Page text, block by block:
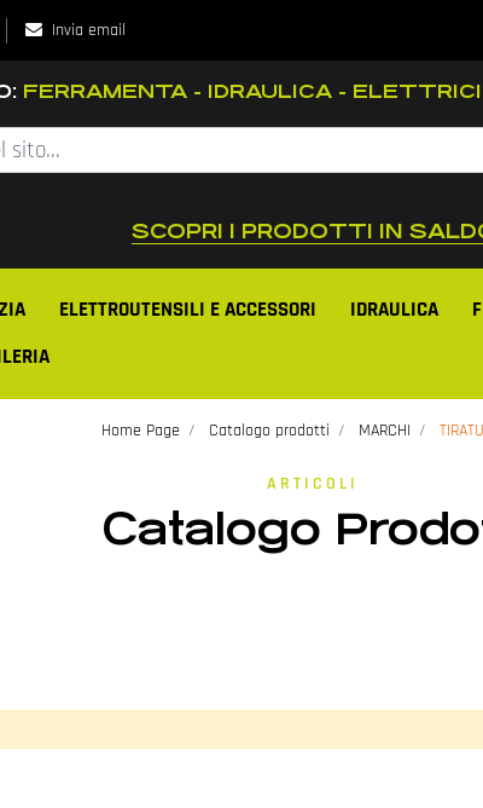
Invia email
FERRAMENTA - IDRAULICA -
SCOPRI I PRODOTTI IN
ELETTROUTENSILI E ACCESSORI IDRAULICA
Home Page Catalogo prodotti MARCHI
ARTICOLI
Catalogo